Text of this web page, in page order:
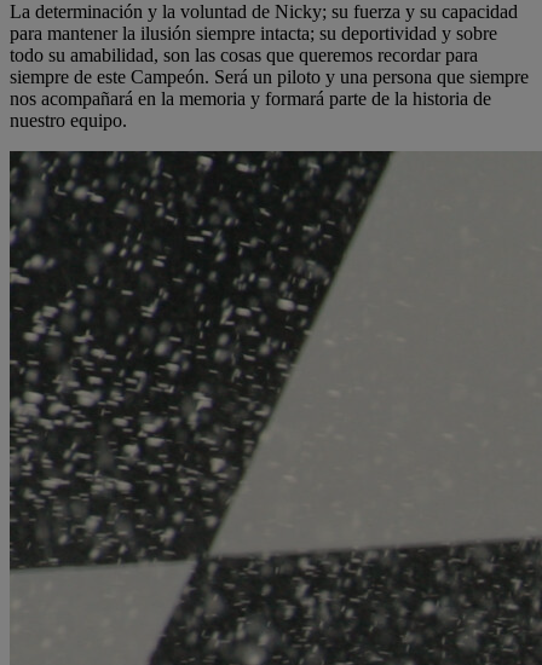
La determinación y la voluntad de Nicky; su fuerza y su capacidad
para mantener la ilusión siempre intacta; su deportividad y sobre
todo su amabilidad, son las cosas que queremos recordar para
siempre de este Campeón. Será un piloto y una persona que siempre
nos acompañará en la memoria y formará parte de la historia de
nuestro equipo.